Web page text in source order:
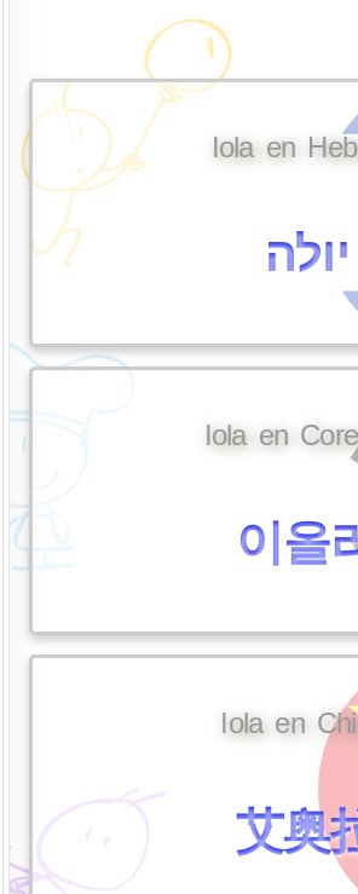
Iola en
יולה
Iola en
이올
Iola en
艾奥